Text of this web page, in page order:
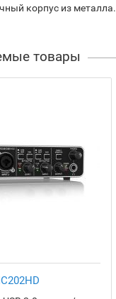
корпус из металла.
товары